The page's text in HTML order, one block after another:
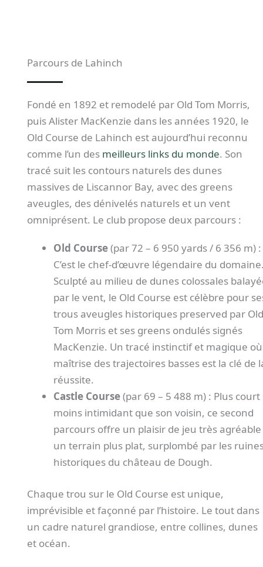
Parcours de Lahinch
Fondé en 1892 et remodelé par Old Tom Morris,
puis Alister MacKenzie dans les années 1920, le
Old Course de Lahinch est aujourd’hui reconnu
comme l’un des meilleurs links du monde. Son
tracé suit les contours naturels des dunes
massives de Liscannor Bay, avec des greens
aveugles, des dénivelés naturels et un vent
omniprésent. Le club propose deux parcours :
Old Course(par 72 – 6 950 yards / 6 356 m) :
C’est le chef-d’œuvre légendaire du
Sculpté au milieu de dunes colossales
par le vent, le Old Course est célèbre pour
trous aveugles historiques preserved par Old
Tom Morris et ses greens ondulés signés
MacKenzie. Un tracé instinctif et magique
maîtrise des trajectoires basses est la clé de
réussite.
Castle Course(par 69 – 5 488 m) : Plus court
moins intimidant que son voisin, ce second
parcours offre un plaisir de jeu très
un terrain plus plat, surplombé par les
historiques du château de Dough.
Chaque trou sur le Old Course est unique,
imprévisible et façonné par l’histoire. Le tout dans
un cadre naturel grandiose, entre collines, dunes
et océan.